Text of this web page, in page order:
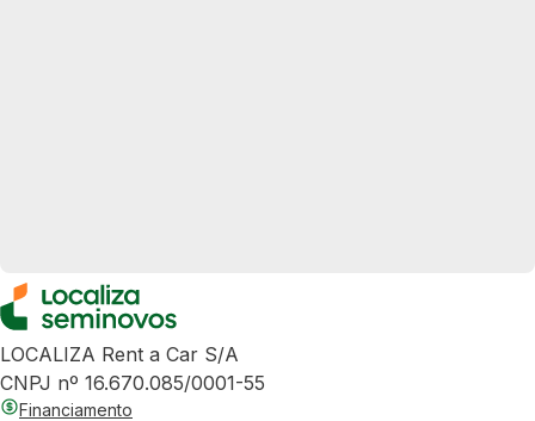
LOCALIZA Rent a Car S/A
CNPJ nº 16.670.085/0001-55
Financiamento